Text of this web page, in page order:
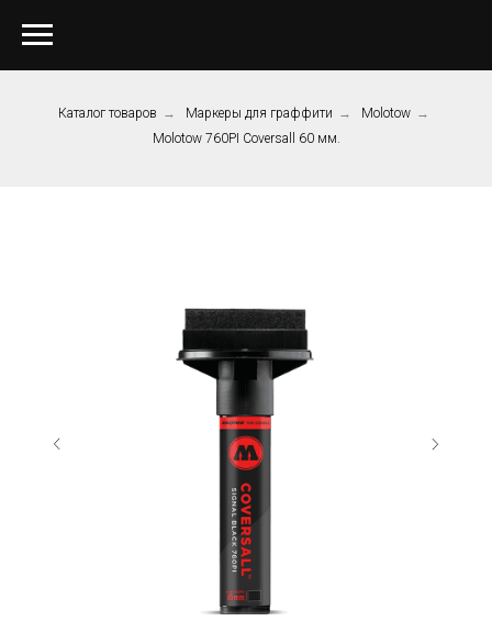
Каталог товаров → Маркеры для граффити → Molotow →
Molotow 760PI Coversall 60 мм.